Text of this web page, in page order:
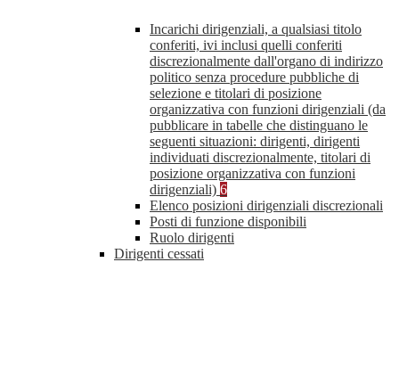
Incarichi dirigenziali, a qualsiasi titolo
conferiti, ivi inclusi quelli conferiti
discrezionalmente dall'organo di indirizzo
politico senza procedure pubbliche di
selezione e titolari di posizione
organizzativa con funzioni dirigenziali (da
pubblicare in tabelle che distinguano le
seguenti situazioni: dirigenti, dirigenti
individuati discrezionalmente, titolari di
posizione organizzativa con funzioni
dirigenziali) 6
Elenco posizioni dirigenziali discrezionali
Posti di funzione disponibili
Ruolo dirigenti
Dirigenti cessati